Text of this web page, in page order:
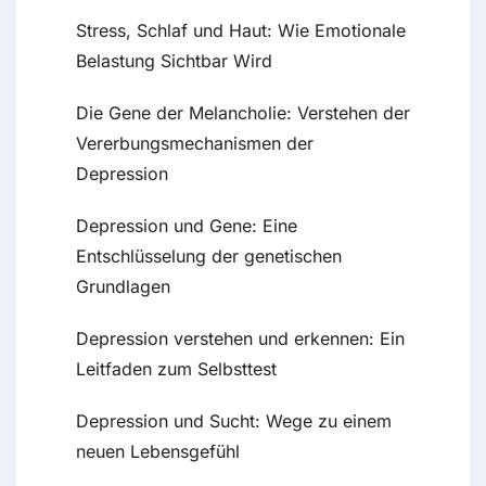
Stress, Schlaf und Haut: Wie Emotionale
Belastung Sichtbar Wird
Die Gene der Melancholie: Verstehen der
Vererbungsmechanismen der
Depression
Depression und Gene: Eine
Entschlüsselung der genetischen
Grundlagen
Depression verstehen und erkennen: Ein
Leitfaden zum Selbsttest
Depression und Sucht: Wege zu einem
neuen Lebensgefühl